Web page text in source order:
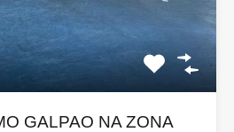
GALPAO NA ZONA